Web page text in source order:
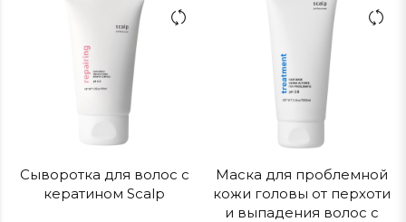
Сыворотка для волос с
кератином Scalp
Маска для проблемной
кожи головы от перхоти
и выпадения волос с